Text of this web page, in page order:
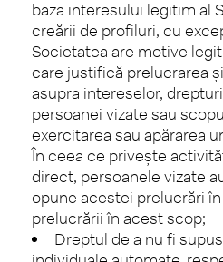
baza interesului legitim al
creării de profiluri, cu
Societatea are motive
care justifică prelucrarea
asupra intereselor,
persoanei vizate sau
exercitarea sau apărarea
În ceea ce priveşte
direct, persoanele vizate
opune acestei prelucrări
prelucrării în acest scop;
Dreptul de a nu fi